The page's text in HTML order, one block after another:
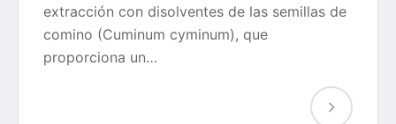
extracción con disolventes de las semillas de
comino (Cuminum cyminum), que
proporciona un…